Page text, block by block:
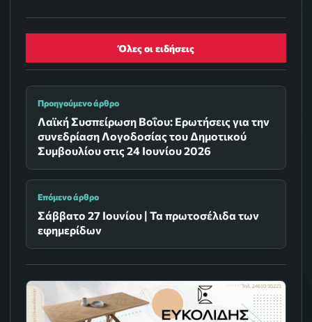
Όλες οι ειδήσεις
Προηγούμενο άρθρο
Λαϊκή Συσπείρωση Βοΐου: Ερωτήσεις για την
συνεδρίαση Λογοδοσίας του Δημοτικού
Συμβουλίου στις 24 Ιουνίου 2026
Επόμενο άρθρο
Σάββατο 27 Ιουνίου | Τα πρωτοσέλιδα των
εφημερίδων